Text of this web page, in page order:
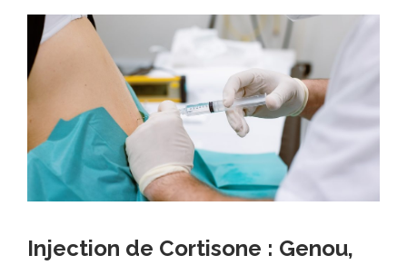
Injection de Cortisone : Genou,